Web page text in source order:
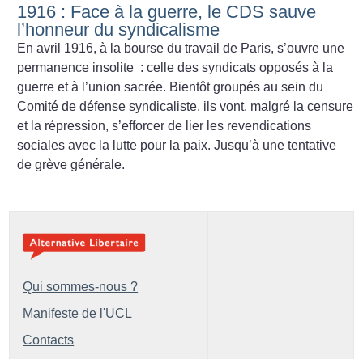
1916 : Face à la guerre, le CDS sauve
l’honneur du syndicalisme
En avril 1916, à la bourse du travail de Paris, s’ouvre une
permanence insolite : celle des syndicats opposés à la
guerre et à l’union sacrée. Bientôt groupés au sein du
Comité de défense syndicaliste, ils vont, malgré la censure
et la répression, s’efforcer de lier les revendications
sociales avec la ­lutte pour la paix. Jusqu’à une tentative
de grève générale.
Qui sommes-nous ?
Manifeste de l'UCL
Contacts